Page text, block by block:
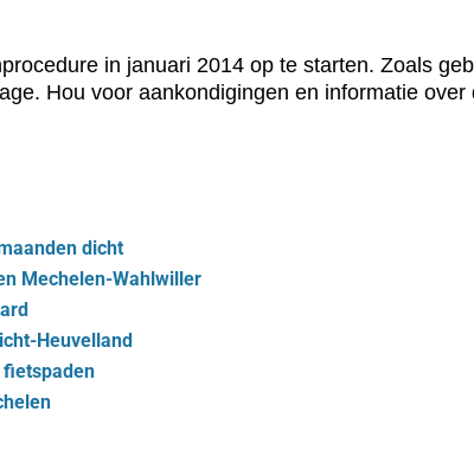
in januari 2014 op te starten. Zoals
Hou voor aankondigingen en informatie
dicht
Mechelen-Wahlwiller
Heuvelland